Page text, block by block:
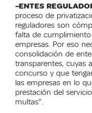
-ENTES
proceso de
reguladores son
falta de
empresas. Por eso
consolidación de
transparentes, cuyas
concurso y que
las empresas en lo
prestación del
multas”.